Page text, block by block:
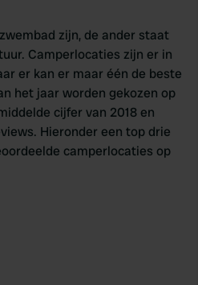
zijn, de ander staat
Camperlocaties zijn er in
er kan er maar één de beste
het jaar worden gekozen op
cijfer van 2018 en
Hieronder een top drie
camperlocaties op